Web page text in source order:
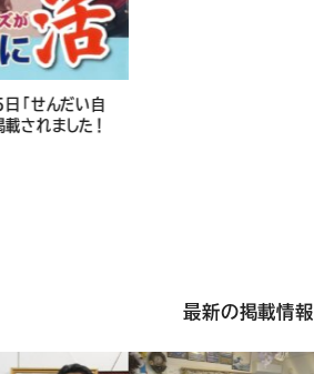
せんだい自
されました！
最新の掲載情報